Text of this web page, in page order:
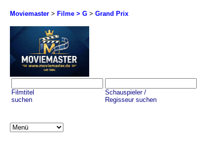
Moviemaster > Filme > G > Grand Prix
Filmtitel
suchen
Schauspieler /
Regisseur suchen